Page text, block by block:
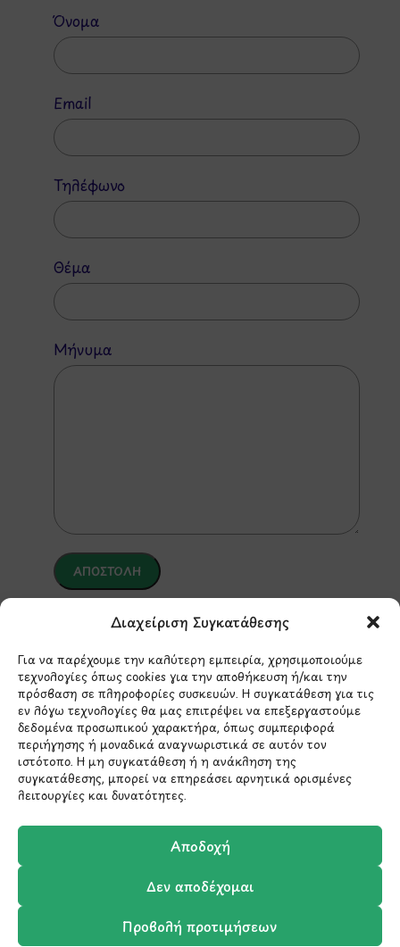
Διαχείριση Συγκατάθεσης
Για να παρέχουμε την καλύτερη εμπειρία, χρησιμοποιούμε
τεχνολογίες όπως cookies για την αποθήκευση ή/και την
πρόσβαση σε πληροφορίες συσκευών. Η συγκατάθεση για τις
εν λόγω τεχνολογίες θα μας επιτρέψει να επεξεργαστούμε
δεδομένα προσωπικού χαρακτήρα, όπως συμπεριφορά
περιήγησης ή μοναδικά αναγνωριστικά σε αυτόν τον
ιστότοπο. Η μη συγκατάθεση ή η ανάκληση της
συγκατάθεσης, μπορεί να επηρεάσει αρνητικά ορισμένες
λειτουργίες και δυνατότητες.
Αποδοχή
Δεν αποδέχομαι
Προβολή προτιμήσεων
Όνομα
Email
Τηλέφωνο
Θέμα
Μήνυμα
*Αυτός ο ιστότοπος προστατεύεται από το σύστημα
reCAPTCHA και ισχύουν ηΠολιτική Απορρήτου
ΣΤΟΙΧΕΙΑ ΕΠΙΚΟΙΝΩΝΙΑΣ
Holargos Center (Ισόγειο)
Λ.Περικλέους 56,
Χολαργός 15561